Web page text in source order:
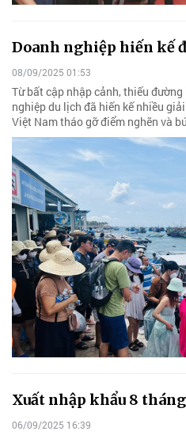
Doanh nghiệp hiến kế
08/09/2025 01:53
Từ bất cập nhập cảnh, thiếu
nghiệp du lịch đã hiến kế nhiều
Việt Nam tháo gỡ điểm nghẽn và
Xuất nhập khẩu 8
06/09/2025 16:39